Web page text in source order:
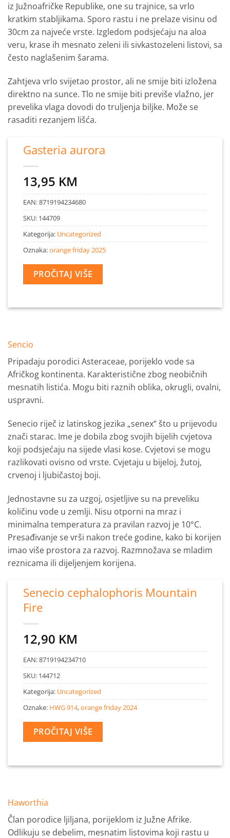
iz Južnoafričke Republike, one su trajnice, sa vrlo
kratkim stabljikama. Sporo rastu i ne prelaze visinu od
30cm za najveće vrste. Izgledom podsjećaju na aloa
veru, krase ih mesnato zeleni ili sivkastozeleni listovi, sa
često naglašenim šarama.
Zahtjeva vrlo svijetao prostor, ali ne smije biti izložena
direktno na sunce. Tlo ne smije biti previše vlažno, jer
prevelika vlaga dovodi do truljenja biljke. Može se
rasaditi rezanjem lišća.
Gasteria aurora
13,95 KM
EAN:8719194234680
SKU: 144709
Kategorija: Uncategorized
Oznaka:orange friday 2025
PROČITAJ VIŠE
Sencio
Pripadaju porodici Asteraceae, porijeklo vode sa
Afričkog kontinenta. Karakteristične zbog neobičnih
mesnatih listića. Mogu biti raznih oblika, okrugli, ovalni,
uspravni.
Senecio riječ iz latinskog jezika „senex“ što u prijevodu
znači starac. Ime je dobila zbog svojih bijelih cvjetova
koji podsjećaju na sijede vlasi kose. Cvjetovi se mogu
razlikovati ovisno od vrste. Cvjetaju u bijeloj, žutoj,
crvenoj i ljubičastoj boji.
Jednostavne su za uzgoj, osjetljive su na preveliku
količinu vode u zemlji. Nisu otporni na mraz i
minimalna temperatura za pravilan razvoj je 10°C.
Presađivanje se vrši nakon treće godine, kako bi korijen
imao više prostora za razvoj. Razmnožava se mladim
reznicama ili dijeljenjem korijena.
Senecio cephalophoris Mountain
Fire
12,90 KM
EAN:8719194234710
SKU: 144712
Kategorija: Uncategorized
Oznake: HWG 914,orange friday 2024
PROČITAJ VIŠE
Haworthia
Član porodice ljiljana, porijeklom iz Južne Afrike.
Odlikuju se debelim, mesnatim listovima koji rastu u